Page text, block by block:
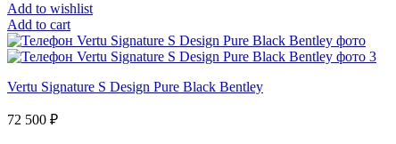
Add to wishlist
Add to cart
Vertu Signature S Design Pure Black Bentley
72 500 ₽